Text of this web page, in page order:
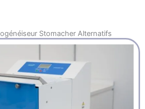
StomacherAlternatifs